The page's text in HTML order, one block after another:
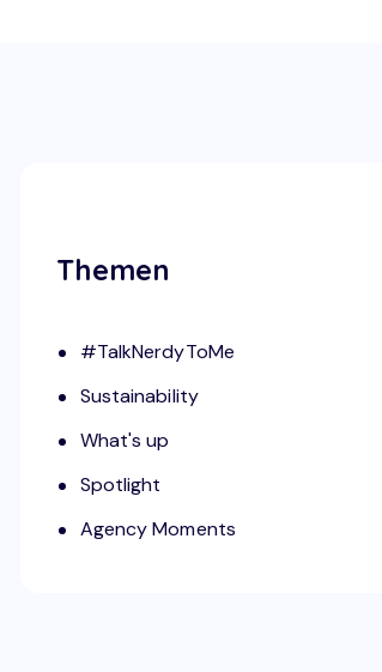
Themen
#TalkNerdyToMe
Sustainability
What's up
Spotlight
Agency Moments